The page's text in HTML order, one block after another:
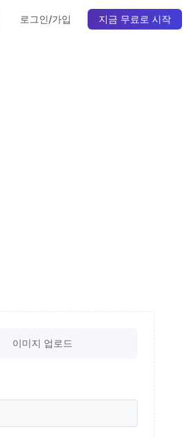
로그인/가입 지금 무료로 시작
이미지 업로드